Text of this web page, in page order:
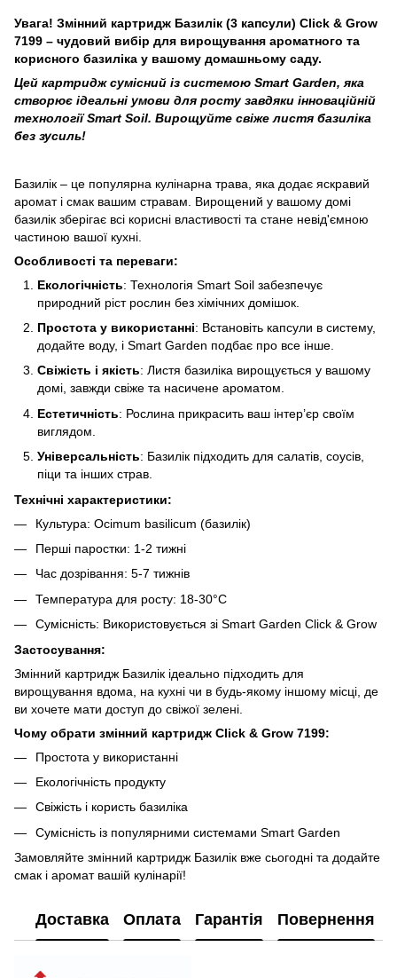
Увага! Змінний картридж Базилік (3 капсули) Click & Grow
7199 – чудовий вибір для вирощування ароматного та
корисного базиліка у вашому домашньому саду.
Цей картридж сумісний із системою Smart Garden, яка
створює ідеальні умови для росту завдяки інноваційній
технології Smart Soil. Вирощуйте свіже листя базиліка
без зусиль!
Базилік – це популярна кулінарна трава, яка додає яскравий
аромат і смак вашим стравам. Вирощений у вашому домі
базилік зберігає всі корисні властивості та стане невід'ємною
частиною вашої кухні.
Особливості та переваги:
Екологічність: Технологія Smart Soil забезпечує
природний ріст рослин без хімічних домішок.
Простота у використанні: Встановіть капсули в систему,
додайте воду, і Smart Garden подбає про все інше.
Свіжість і якість: Листя базиліка вирощується у вашому
домі, завжди свіже та насичене ароматом.
Естетичність: Рослина прикрасить ваш інтер’єр своїм
виглядом.
Універсальність: Базилік підходить для салатів, соусів,
піци та інших страв.
Технічні характеристики:
Культура: Ocimum basilicum (базилік)
Перші паростки: 1-2 тижні
Час дозрівання: 5-7 тижнів
Температура для росту: 18-30°C
Сумісність: Використовується зі Smart Garden Click & Grow
Застосування:
Змінний картридж Базилік ідеально підходить для
вирощування вдома, на кухні чи в будь-якому іншому місці, де
ви хочете мати доступ до свіжої зелені.
Чому обрати змінний картридж Click & Grow 7199:
Простота у використанні
Екологічність продукту
Свіжість і користь базиліка
Сумісність із популярними системами Smart Garden
Замовляйте змінний картридж Базилік вже сьогодні та додайте
смак і аромат вашій кулінарії!
Доставка Оплата Гарантія Повернення